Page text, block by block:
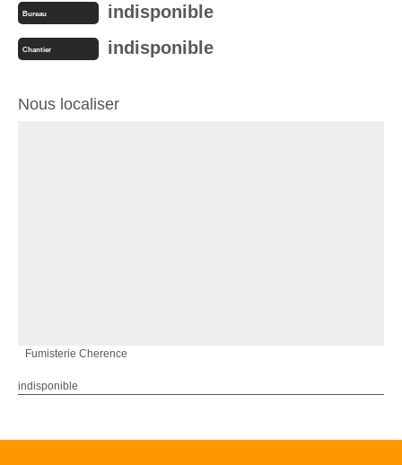
Bureau indisponible
Chantier indisponible
Nous localiser
Fumisterie Cherence
indisponible